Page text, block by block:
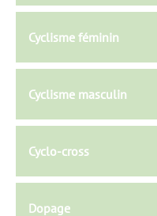
Cyclisme féminin
Cyclisme masculin
Cyclo-cross
Dopage